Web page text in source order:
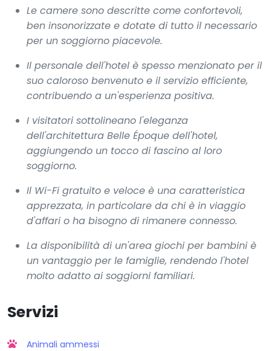
Le camere sono descritte come confortevoli,
ben insonorizzate e dotate di tutto il necessario
per un soggiorno piacevole.
Il personale dell'hotel è spesso menzionato per il
suo caloroso benvenuto e il servizio efficiente,
contribuendo a un'esperienza positiva.
I visitatori sottolineano l'eleganza
dell'architettura Belle Époque dell'hotel,
aggiungendo un tocco di fascino al loro
soggiorno.
Il Wi-Fi gratuito e veloce è una caratteristica
apprezzata, in particolare da chi è in viaggio
d'affari o ha bisogno di rimanere connesso.
La disponibilità di un'area giochi per bambini è
un vantaggio per le famiglie, rendendo l'hotel
molto adatto ai soggiorni familiari.
Servizi
Animali ammessi